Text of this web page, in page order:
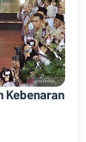
Kebenaran